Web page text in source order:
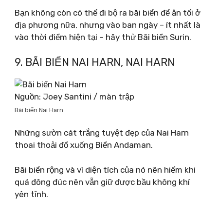
Bạn không còn có thể đi bộ ra bãi biển để ăn tối ở
địa phương nữa, nhưng vào ban ngày – ít nhất là
vào thời điểm hiện tại – hãy thử Bãi biển Surin.
9. BÃI BIỂN NAI HARN, NAI HARN
Nguồn: Joey Santini / màn trập
Bãi biển Nai Harn
Những sườn cát trắng tuyệt đẹp của Nai Harn
thoai thoải đổ xuống Biển Andaman.
Bãi biển rộng và vì diện tích của nó nên hiếm khi
quá đông đúc nên vẫn giữ được bầu không khí
yên tĩnh.